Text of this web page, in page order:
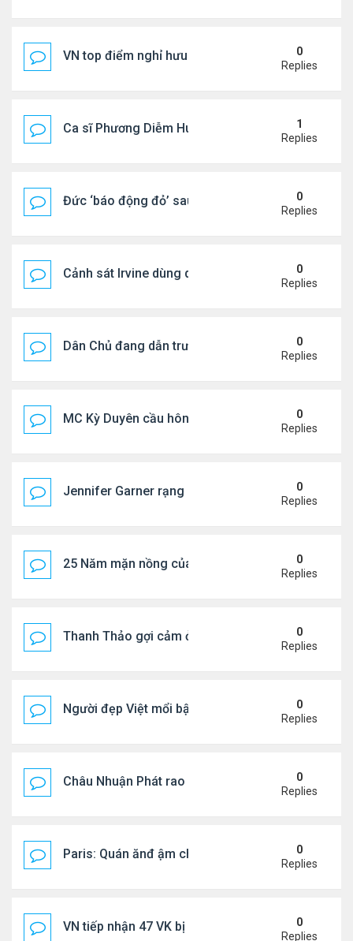
VN top điểm nghỉ hưu lý tưởng cho người Mỹ
0
Replies
Ca sĩ Phương Diễm Huyền bị khởi tố
1
Replies
Đức ‘báo động đỏ’ sau vụ phát hiện UAV mang
0
Replies
Cảnh sát Irvine dùng drone bắt kẻ trộm trong
0
Replies
Dân Chủ đang dẫn trước Cộng Hòa trong các
0
Replies
MC Kỳ Duyên cầu hôn lại chồng cũ
0
Replies
Jennifer Garner rạng rỡ bên bạn trai kém 6 tuổi
0
Replies
25 Năm mặn nồng của 'Điệp viên 007'
0
Replies
Thanh Thảo gợi cảm ở tuổi 49
0
Replies
Người đẹp Việt mổi bật giữa dàn sao châu Á
0
Replies
Châu Nhuận Phát rao bán tài sản
0
Replies
Paris: Quán ănđ ậm chất Việt đông kín khách chờ
0
Replies
VN tiếp nhận 47 VK bị Mỹ trục xuất, Công an
0
Replies